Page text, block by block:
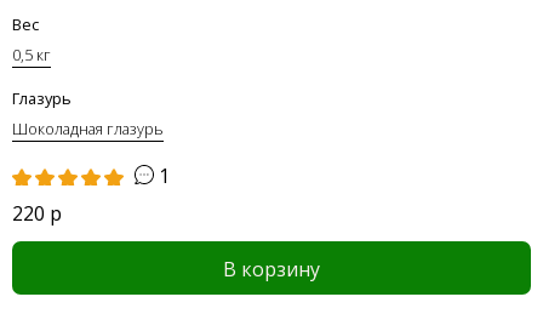
Вес
0,5 кг
Глазурь
Шоколадная глазурь
1
220 р
В корзину